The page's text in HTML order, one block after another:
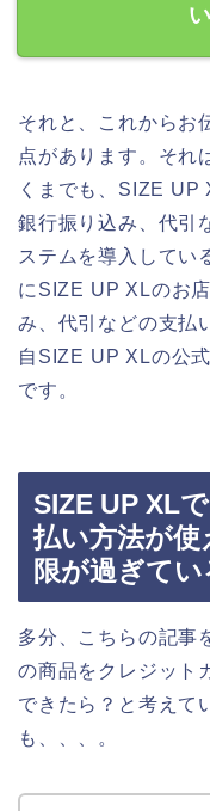
それと、これからお
点があります。それ
くまでも、SIZE UP
銀行振り込み、代引
ステムを導入してい
にSIZE UP XLのお
み、代引などの支払
自SIZE UP XLの公
です。
SIZE UP XL
払い方法が使
限が過ぎてい
多分、こちらの記事
の商品をクレジット
できたら？と考えて
も、、、。